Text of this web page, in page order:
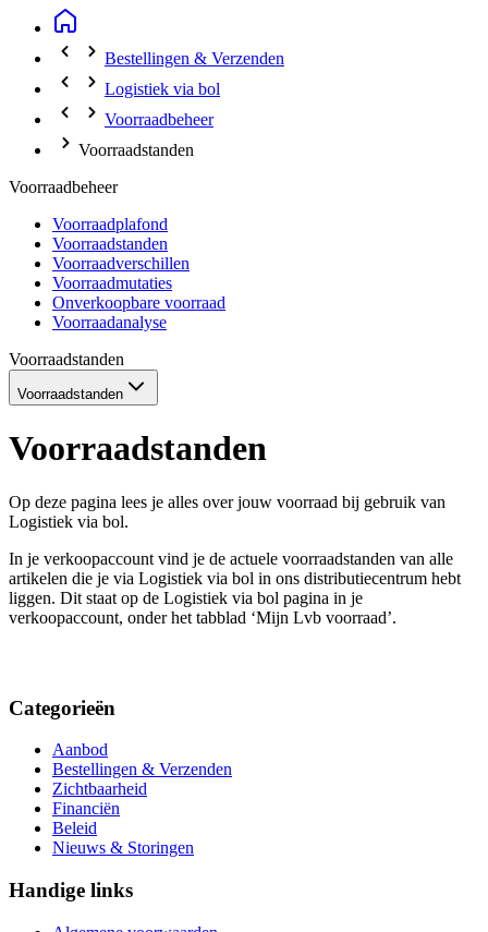
Bestellingen & Verzenden
Logistiek via bol
Voorraadbeheer
Voorraadstanden
Voorraadbeheer
Voorraadplafond
Voorraadstanden
Voorraadverschillen
Voorraadmutaties
Onverkoopbare voorraad
Voorraadanalyse
Voorraadstanden
Voorraadstanden
Voorraadstanden
Op deze pagina lees je alles over jouw voorraad bij gebruik van
Logistiek via bol.
In je verkoopaccount vind je de actuele voorraadstanden van alle
artikelen die je via Logistiek via bol in ons distributiecentrum hebt
liggen. Dit staat op de Logistiek via bol pagina in je
verkoopaccount, onder het tabblad ‘Mijn Lvb voorraad’.
Categorieën
Aanbod
Bestellingen & Verzenden
Zichtbaarheid
Financiën
Beleid
Nieuws & Storingen
Handige links